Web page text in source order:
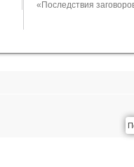
«Последствия